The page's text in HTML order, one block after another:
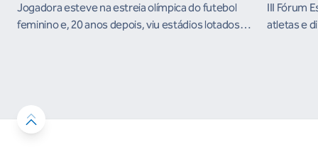
Jogadora esteve na estreia olímpica do futebol
feminino e, 20 anos depois, viu estádios lotados
III Fórum
atletas e